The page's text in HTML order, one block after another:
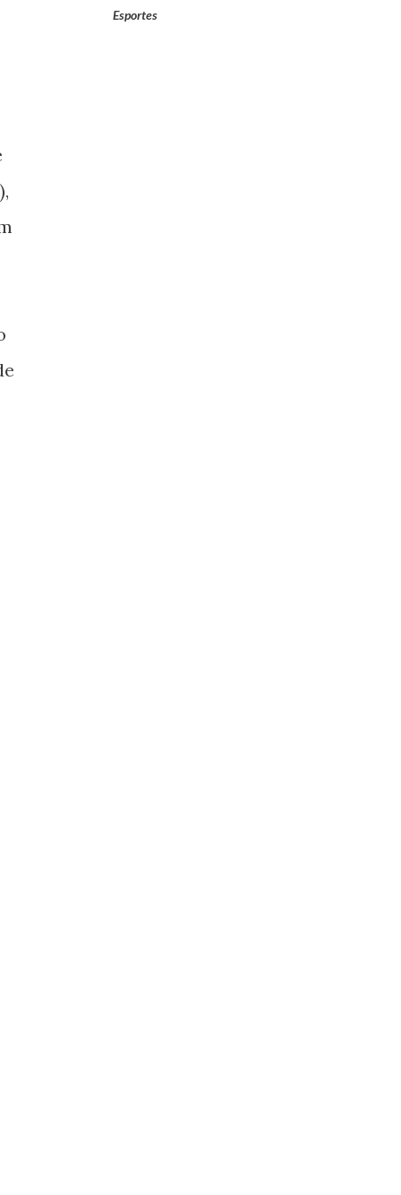
Esportes